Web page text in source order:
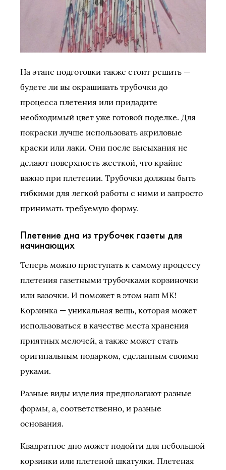
На этапе подготовки также стоит решить —
будете ли вы окрашивать трубочки до
процесса плетения или придадите
необходимый цвет уже готовой поделке. Для
покраски лучше использовать акриловые
краски или лаки. Они после высыхания не
делают поверхность жесткой, что крайне
важно при плетении. Трубочки должны быть
гибкими для легкой работы с ними и запросто
принимать требуемую форму.
Плетение дна из трубочек газеты для
начинающих
Теперь можно приступать к самому процессу
плетения газетными трубочками корзиночки
или вазочки. И поможет в этом наш МК!
Корзинка — уникальная вещь, которая может
использоваться в качестве места хранения
приятных мелочей, а также может стать
оригинальным подарком, сделанным своими
руками.
Разные виды изделия предполагают разные
формы, а, соответственно, и разные
основания.
Квадратное дно может подойти для небольшой
корзинки или плетеной шкатулки. Плетеная